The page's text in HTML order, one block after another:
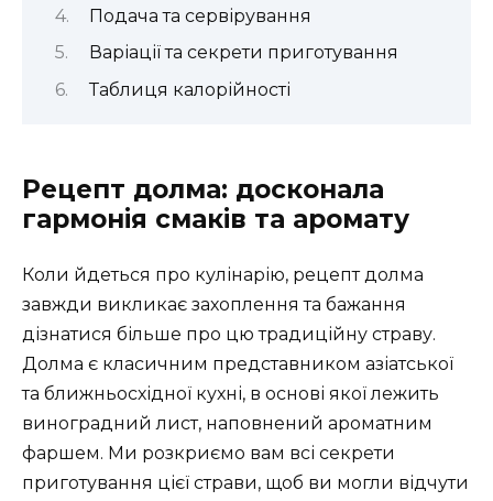
Подача та сервірування
Варіації та секрети приготування
Таблиця калорійності
Рецепт долма: досконала
гармонія смаків та аромату
Коли йдеться про кулінарію, рецепт долма
завжди викликає захоплення та бажання
дізнатися більше про цю традиційну страву.
Долма є класичним представником азіатської
та ближньосхідної кухні, в основі якої лежить
виноградний лист, наповнений ароматним
фаршем. Ми розкриємо вам всі секрети
приготування цієї страви, щоб ви могли відчути